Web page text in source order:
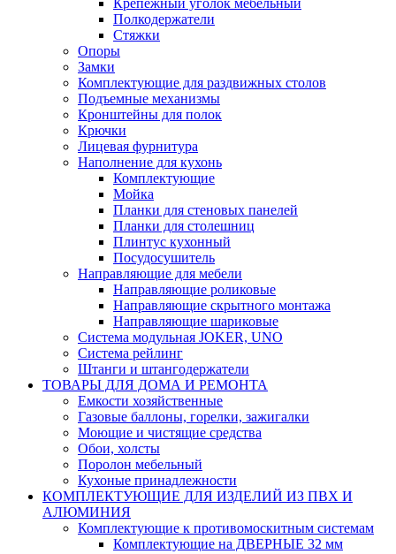
Полкодержатели
Стяжки
Опоры
Замки
Комплектующие для раздвижных столов
Подъемные механизмы
Кронштейны для полок
Крючки
Лицевая фурнитура
Наполнение для кухонь
Комплектующие
Мойка
Планки для стеновых панелей
Планки для столешниц
Плинтус кухонный
Посудосушитель
Направляющие для мебели
Направляющие роликовые
Направляющие скрытного монтажа
Направляющие шариковые
Система модульная JOKER, UNO
Система рейлинг
Штанги и штангодержатели
ТОВАРЫ ДЛЯ ДОМА И РЕМОНТА
Емкости хозяйственные
Газовые баллоны, горелки, зажигалки
Моющие и чистящие средства
Обои, холсты
Поролон мебельный
Кухоные принадлежности
КОМПЛЕКТУЮЩИЕ ДЛЯ ИЗДЕЛИЙ ИЗ ПВХ И
АЛЮМИНИЯ
Комплектующие к противомоскитным системам
Комплектующие на ДВЕРНЫЕ 32 мм